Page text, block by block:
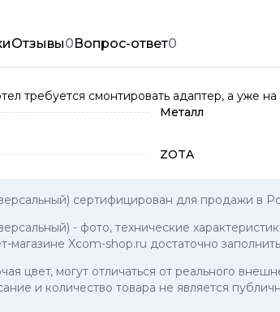
Отзывы0Вопрос-ответ0
требуется смонтировать адаптер, а уже на
Металл
ZOTA
сертифицирован для продажи в
- фото, технические
магазине Xcom-shop.ru достаточно
цвет, могут отличаться от реального
и количество товара не является